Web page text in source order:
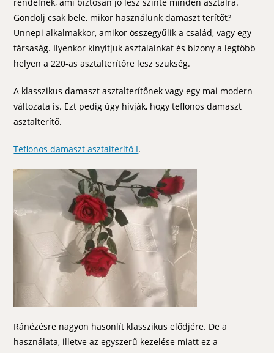
Gondolj csak bele, mikor használunk damaszt terítőt?
Ünnepi alkalmakkor, amikor összegyűlik a család, vagy egy
társaság. Ilyenkor kinyitjuk asztalainkat és bizony a legtöbb
helyen a 220-as asztalterítőre lesz szükség.
A klasszikus damaszt asztalterítőnek vagy egy mai modern
változata is. Ezt pedig úgy hívják, hogy teflonos damaszt
asztalterítő.
Teflonos damaszt asztalterítő I.
Ránézésre nagyon hasonlít klasszikus elődjére. De a
használata, illetve az egyszerű kezelése miatt ez a